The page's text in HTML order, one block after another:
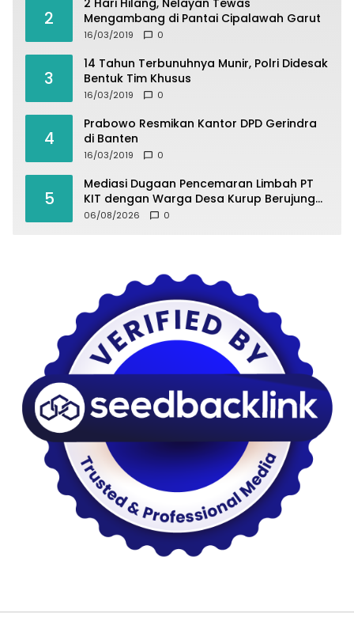
2
2 Hari Hilang, Nelayan Tewas
Mengambang di Pantai Cipalawah Garut
16/03/2019 0
3
14 Tahun Terbunuhnya Munir, Polri Didesak
Bentuk Tim Khusus
16/03/2019 0
4
Prabowo Resmikan Kantor DPD Gerindra
di Banten
16/03/2019 0
5
Mediasi Dugaan Pencemaran Limbah PT
KIT dengan Warga Desa Kurup Berujung
Buntu
06/08/2026 0